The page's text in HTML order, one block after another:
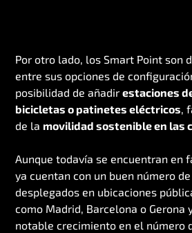
Por otro lado, los Smart Point son
entre sus opciones de
posibilidad de añadirestaciones
bicicletas o patinetes eléctricos,
de la movilidad sostenible en las
Aunque todavía se encuentran en
ya cuentan con un buen número
desplegados en ubicaciones
como Madrid, Barcelona o Gerona
notable crecimiento en el número